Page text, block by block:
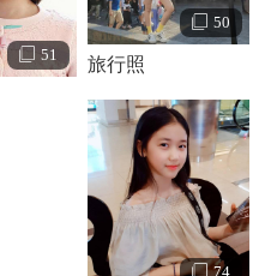
51
50
旅行照
74